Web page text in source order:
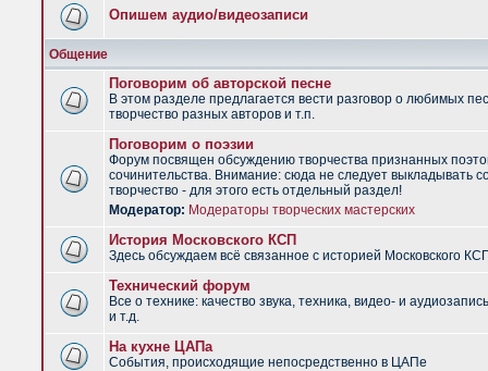
Опишем аудио/видеозаписи
Общение
Поговорим об авторской песне
В этом разделе предлагается вести разговор о любимых
творчество разных авторов и т.п.
Поговорим о поэзии
Форум посвящен обсуждению творчества признанных
сочинительства. Внимание: сюда не следует выкладывать
творчество - для этого есть отдельный раздел!
Модератор: Модераторы творческих мастерских
История Московского КСП
Здесь обсуждаем всё связанное с историей Московского
Технический форум
Все о технике: качество звука, техника, видео- и
и т.д.
На кухне ЦАПа
События, происходящие непосредственно в ЦАПе